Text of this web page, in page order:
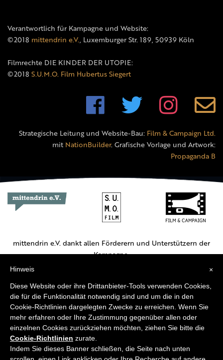
Verantwortlich für Kampagne und Website:
©2018 mittendrin e.V., Luxemburger Str. 189, 50939 Köln
Filmrechte DIE KINDER DER UTOPIE:
©2018 S.U.M.O. Film Hubertus Siegert
Strategische Leitung und Website-Bau: Film & Campaign Ltd.
mit NationBuilder. Grafische Vorlage und Artwork:
Propaganda B
mittendrin e.V. dankt allen Förderern und Unterstützern der
Kampagne.
Weitere Unterstützer:
×
Hinweis
Diese Website oder ihre Drittanbieter-Tools verwenden Cookies,
die für die Funktionalität notwendig sind und um die in den
Cookie-Richtlinien dargelegten Zwecke zu erreichen. Wenn Sie
mehr erfahren oder Ihre Zustimmung gegenüber allen oder
einzelnen Cookies zurückziehen möchten, ziehen Sie bitte die
Cookie-Richtlinien zurate.
Indem Sie dieses Banner schließen, die Seite nach unten